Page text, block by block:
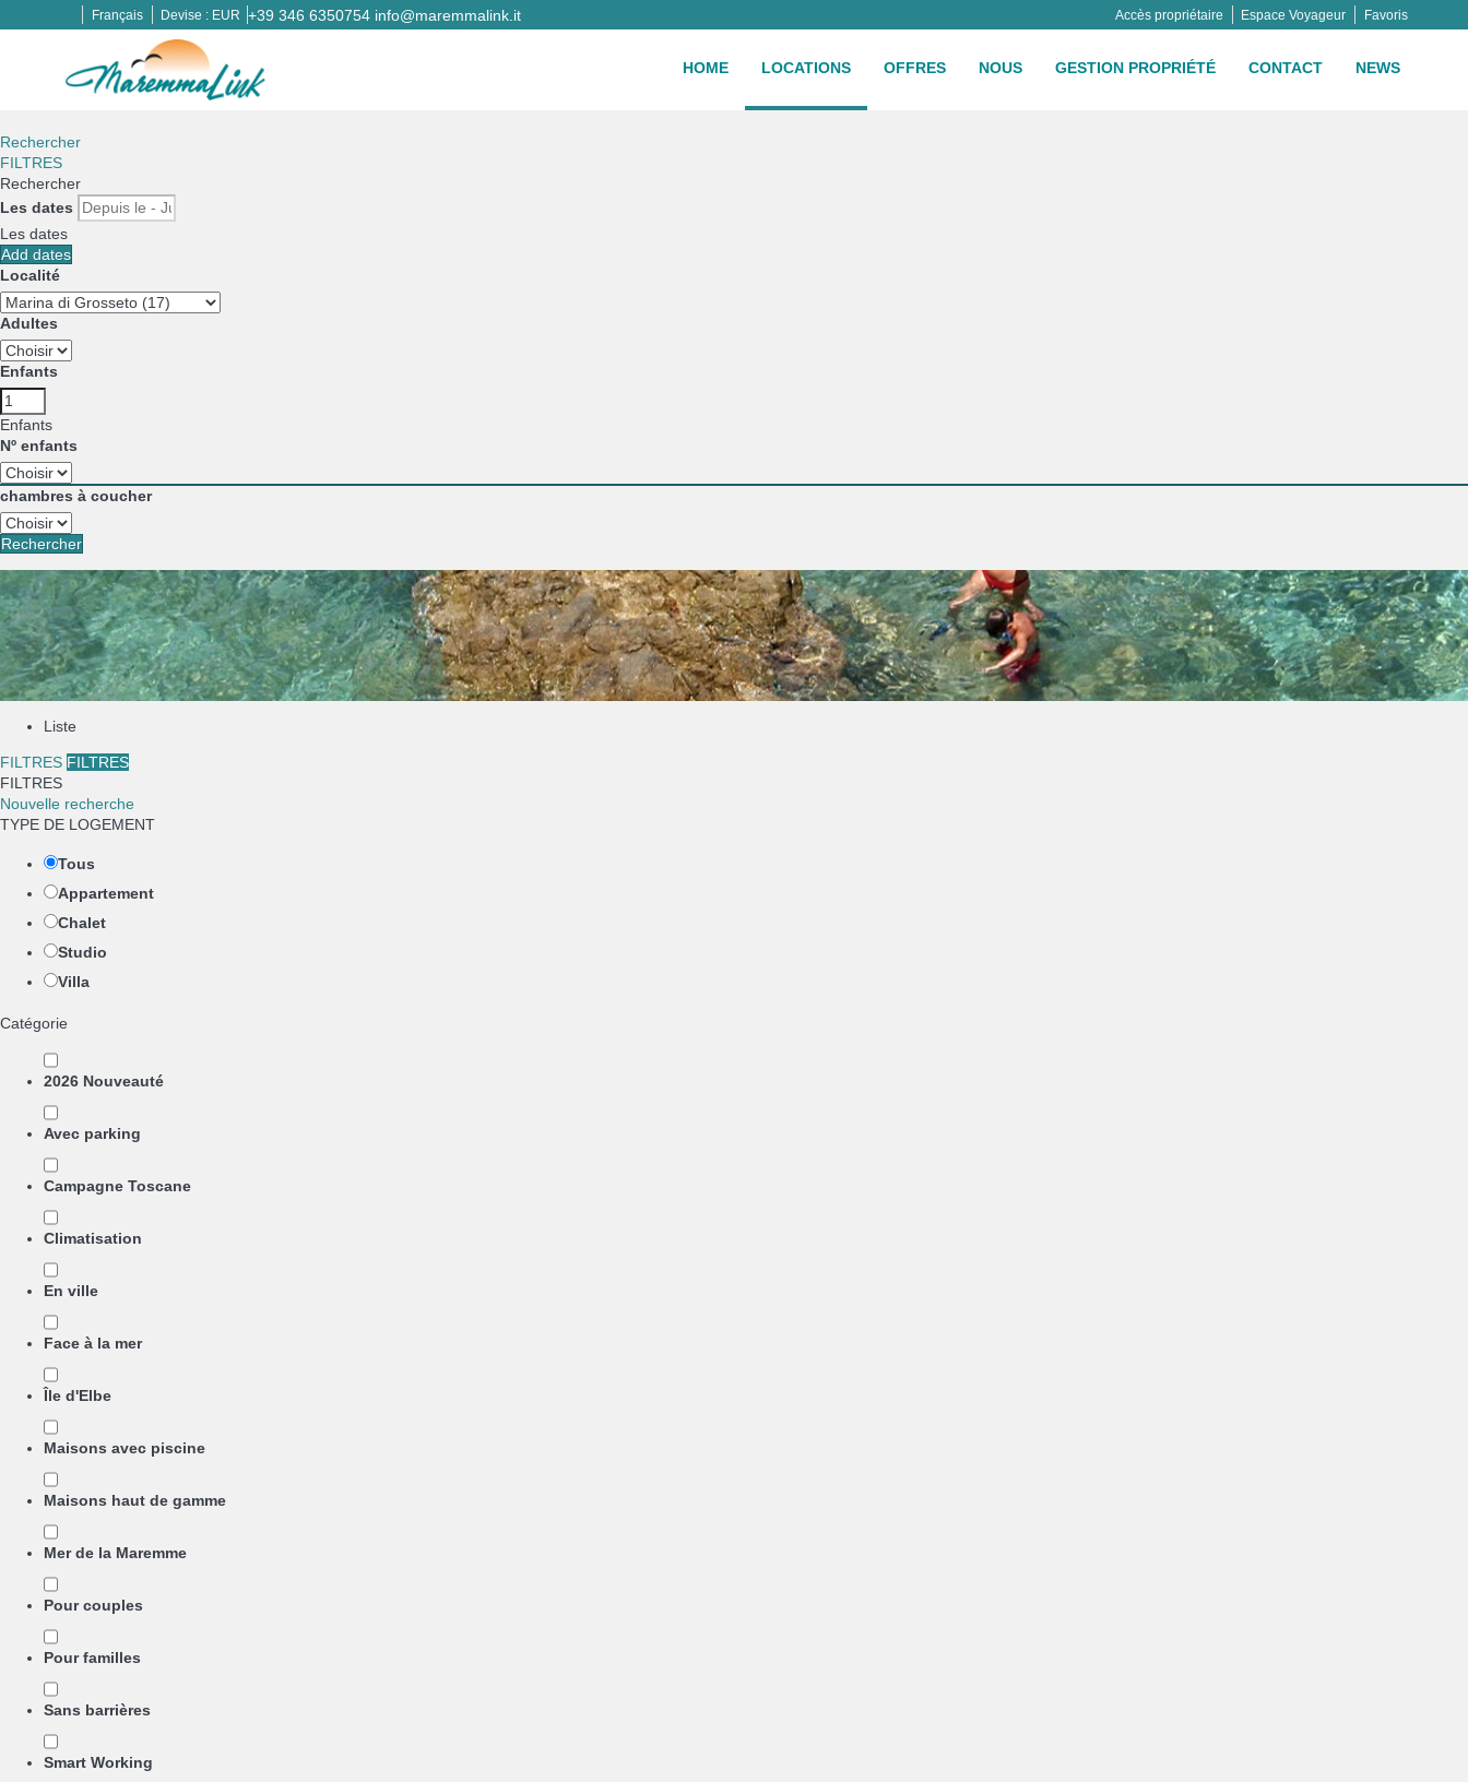
Français Devise : EUR +39 346 6350754 info@maremmalink.it Favoris
Espace Voyageur
Accès propriétaire
HOME LOCATIONS OFFRES NOUS GESTION PROPRIÉTÉ CONTACT NEWS
Rechercher
FILTRES
Rechercher
Les dates
Les dates
Add dates
Localité
Adultes
Enfants
Enfants
Nº enfants
chambres à coucher
Rechercher
Liste
FILTRES FILTRES
FILTRES
Nouvelle recherche
TYPE DE LOGEMENT
Tous
Appartement
Chalet
Studio
Villa
Catégorie
2026 Nouveauté
Avec parking
Campagne Toscane
Climatisation
En ville
Face à la mer
Île d'Elbe
Maisons avec piscine
Maisons haut de gamme
Mer de la Maremme
Pour couples
Pour familles
Sans barrières
Smart Working